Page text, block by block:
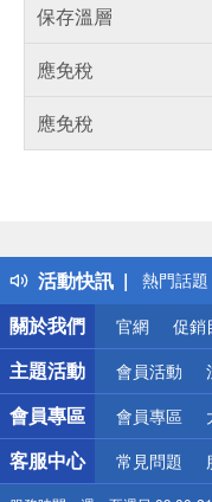
保存溫層
應免稅
應免稅
活動快訊
得獎公告
熱門話題
銀行優惠
偏遠地區
詐騙網
關於我們
官網 促銷
主題活動 會員活動
會員專區 會員專區
客服中心 常見問題